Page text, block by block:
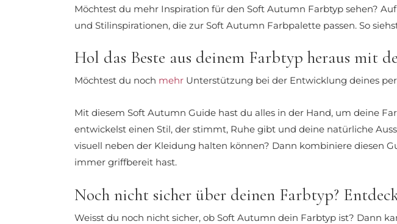
Möchtest du mehr Inspiration für den Soft Autumn Farbtyp sehen?
und Stilinspirationen, die zur Soft Autumn Farbpalette passen. So
Hol das Beste aus deinem Farbtyp heraus mit
Möchtest du noch mehr Unterstützung bei der Entwicklung deines
Mit diesem Soft Autumn Guide hast du alles in der Hand, um deine
entwickelst einen Stil, der stimmt, Ruhe gibt und deine natürliche
visuell neben der Kleidung halten können? Dann kombiniere diesen
immer griffbereit hast.
Noch nicht sicher über deinen Farbtyp?
Weisst du noch nicht sicher, ob Soft Autumn dein Farbtyp ist? Dann